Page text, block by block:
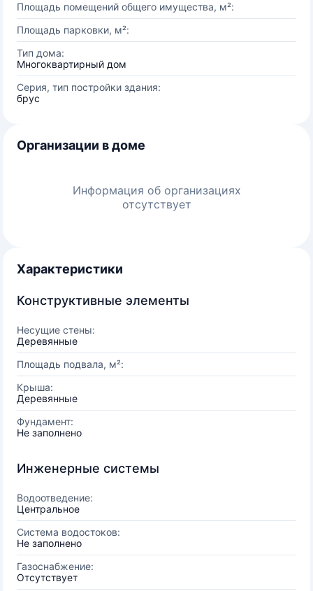
Площадь помещений общего имущества, м²:
Площадь парковки, м²:
Тип дома:
Многоквартирный дом
Серия, тип постройки здания:
брус
Организации в доме
Информация об организациях
отсутствует
Характеристики
Конструктивные элементы
Несущие стены:
Деревянные
Площадь подвала, м²:
Крыша:
Деревянные
Фундамент:
Не заполнено
Инженерные системы
Водоотведение:
Центральное
Система водостоков:
Не заполнено
Газоснабжение:
Отсутствует